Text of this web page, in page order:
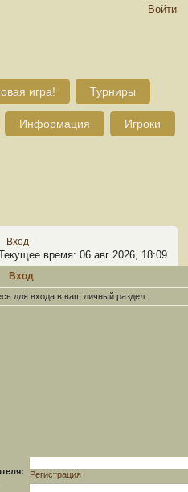
Войти
игра! Турниры
Информация Игроки
Вход
время: 06 авг 2026, 18:09
Вход
для входа в ваш личный раздел.
Регистрация